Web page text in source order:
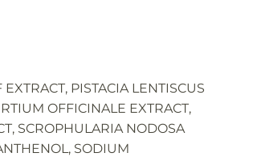
PISTACIA LENTISCUS
OFFICINALE EXTRACT,
SCROPHULARIA NODOSA
SODIUM